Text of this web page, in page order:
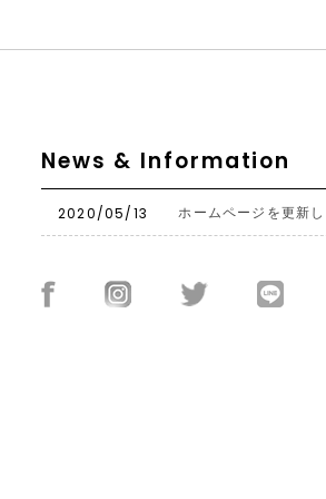
News & Information
2020/05/13 ホームページを更新し